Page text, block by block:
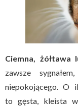
Ciemna, żółtawa
zawsze
niepokojącego. O
to gęsta, kleista